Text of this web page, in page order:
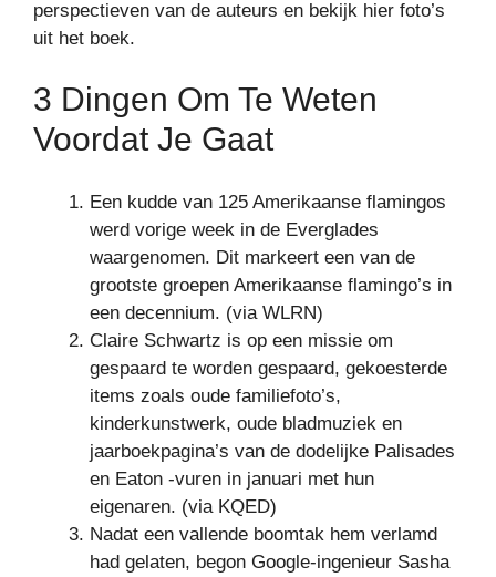
perspectieven van de auteurs en bekijk hier foto’s
uit het boek.
3 Dingen Om Te Weten
Voordat Je Gaat
Een kudde van 125 Amerikaanse flamingos
werd vorige week in de Everglades
waargenomen. Dit markeert een van de
grootste groepen Amerikaanse flamingo’s in
een decennium. (via WLRN)
Claire Schwartz is op een missie om
gespaard te worden gespaard, gekoesterde
items zoals oude familiefoto’s,
kinderkunstwerk, oude bladmuziek en
jaarboekpagina’s van de dodelijke Palisades
en Eaton -vuren in januari met hun
eigenaren. (via KQED)
Nadat een vallende boomtak hem verlamd
had gelaten, begon Google-ingenieur Sasha